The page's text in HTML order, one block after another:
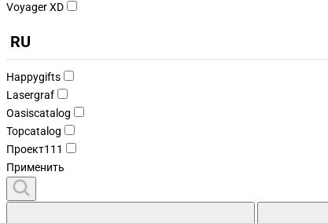
Voyager XD
RU
Happygifts
Lasergraf
Oasiscatalog
Topcatalog
Проект111
Применить